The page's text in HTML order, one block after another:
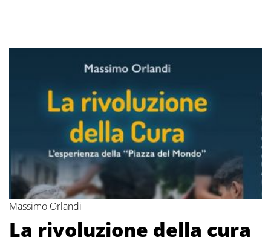
Massimo Orlandi
La rivoluzione della cura